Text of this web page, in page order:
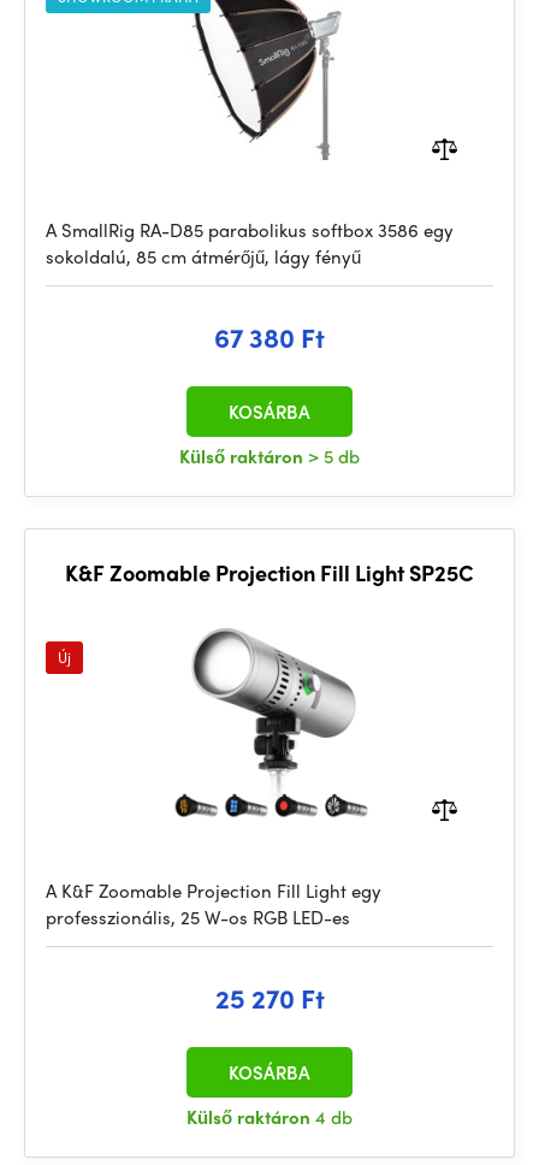
A SmallRig RA-D85 parabolikus softbox 3586 egy
sokoldalú, 85 cm átmérőjű, lágy fényű
67 380 Ft
Külső raktáron > 5 db
KOSÁRBA
K&F Zoomable Projection Fill Light SP25C
Új
A K&F Zoomable Projection Fill Light egy
professzionális, 25 W-os RGB LED-es
25 270 Ft
Külső raktáron 4 db
KOSÁRBA